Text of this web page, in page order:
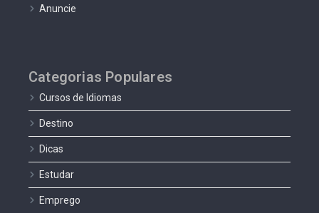
Anuncie
Categorias Populares
Cursos de Idiomas
Destino
Dicas
Estudar
Emprego